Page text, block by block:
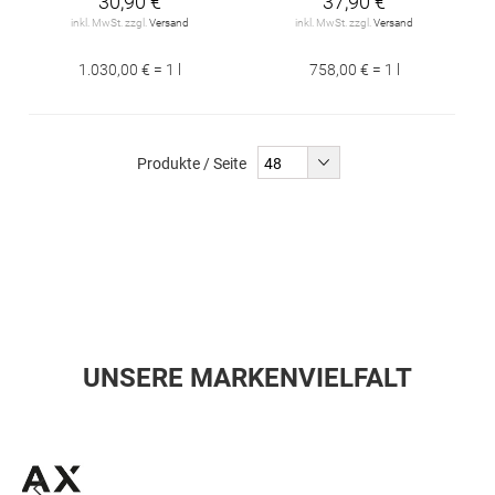
inkl. MwSt. zzgl.Versand
1.030,00 € = 1 l
inkl. MwSt. zzgl.Versand
758,00 € = 1 l
Produkte / Seite
UNSERE MARKENVIELFALT